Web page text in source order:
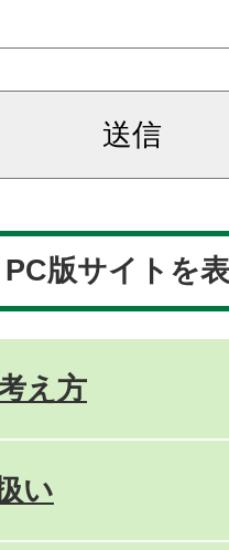
PC版サイトを
え方
い